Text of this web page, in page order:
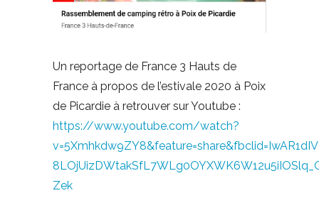
Un reportage de France 3 Hauts de
France à propos de l’estivale 2020 à Poix
de Picardie à retrouver sur Youtube :
https://www.youtube.com/watch?
Zek